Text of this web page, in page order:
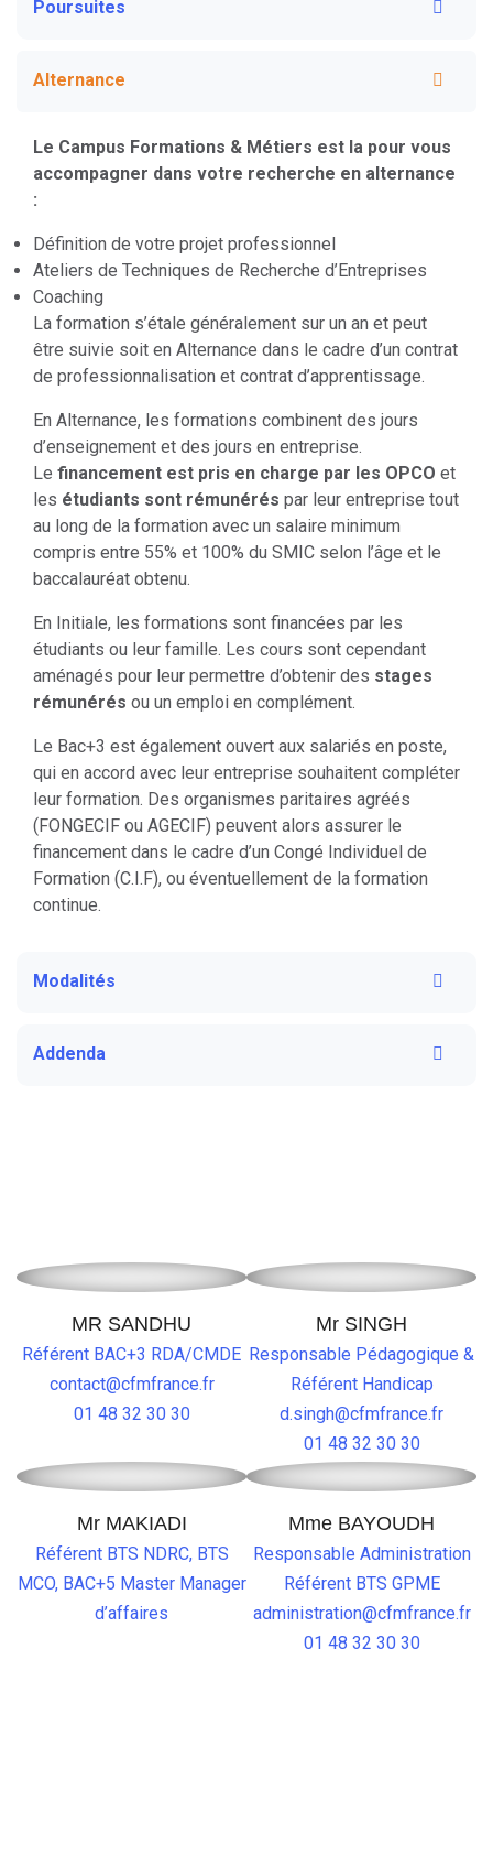
Poursuites
Alternance
Le Campus Formations & Métiers est la pour vous
accompagner dans votre recherche en alternance
:
Définition de votre projet professionnel
Ateliers de Techniques de Recherche d’Entreprises
Coaching
La formation s’étale généralement sur un an et peut
être suivie soit en Alternance dans le cadre d’un contrat
de professionnalisation et contrat d’apprentissage.
En Alternance, les formations combinent des jours
d’enseignement et des jours en entreprise.
Le financement est pris en charge par les OPCO et
les étudiants sont rémunérés par leur entreprise tout
au long de la formation avec un salaire minimum
compris entre 55% et 100% du SMIC selon l’âge et le
baccalauréat obtenu.
En Initiale, les formations sont financées par les
étudiants ou leur famille. Les cours sont cependant
aménagés pour leur permettre d’obtenir des stages
rémunérés ou un emploi en complément.
Le Bac+3 est également ouvert aux salariés en poste,
qui en accord avec leur entreprise souhaitent compléter
leur formation. Des organismes paritaires agréés
(FONGECIF ou AGECIF) peuvent alors assurer le
financement dans le cadre d’un Congé Individuel de
Formation (C.I.F), ou éventuellement de la formation
continue.
Modalités
Addenda
MR SANDHU
Référent BAC+3 RDA/CMDE
contact@cfmfrance.fr
01 48 32 30 30
Mr SINGH
Responsable Pédagogique &
Référent Handicap
d.singh@cfmfrance.fr
01 48 32 30 30
Mr MAKIADI
Référent BTS NDRC, BTS
MCO, BAC+5 Master Manager
d’affaires
Mme BAYOUDH
Responsable Administration
Référent BTS GPME
administration@cfmfrance.fr
01 48 32 30 30